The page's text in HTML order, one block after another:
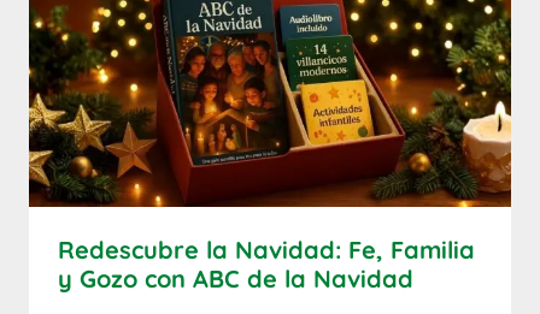
Redescubre la Navidad: Fe, Familia
y Gozo con ABC de la Navidad